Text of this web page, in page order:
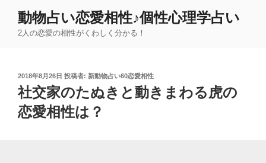
動物占い恋愛相性♪個性心理学占い
2人の恋愛の相性がくわしく分かる！
投
稿
日:
2018年8月26日 投稿者: 新動物占い60恋愛相性
社交家のたぬきと動きまわる虎の
恋愛相性は？